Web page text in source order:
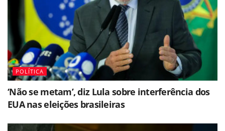
POLÍTICA
‘Não se metam’, diz Lula sobre interferência dos
EUA nas eleições brasileiras